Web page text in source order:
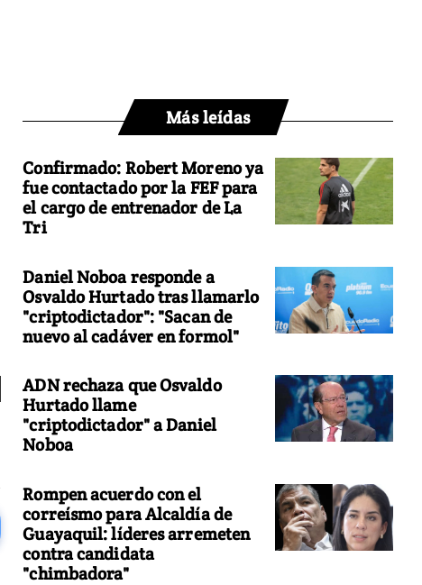
El cantante Calle 13. Foto: Archivo Vistazo
Más leídas
Confirmado: Robert Moreno ya
fue contactado por la FEF para
el cargo de entrenador de La
Tri
Daniel Noboa responde a
Osvaldo Hurtado tras llamarlo
"criptodictador": "Sacan de
nuevo al cadáver en formol"
ADN rechaza que Osvaldo
Hurtado llame
"criptodictador" a Daniel
Noboa
Rompen acuerdo con el
correísmo para Alcaldía de
Guayaquil: líderes arremeten
contra candidata
"chimbadora"